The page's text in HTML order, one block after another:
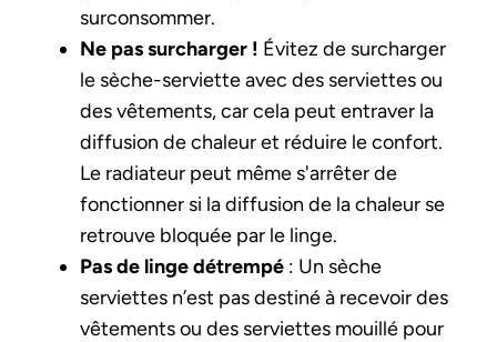
surconsommer.
Ne pas surcharger ! Évitez de surcharger
le sèche-serviette avec des serviettes ou
des vêtements, car cela peut entraver la
diffusion de chaleur et réduire le confort.
Le radiateur peut même s'arrêter de
fonctionner si la diffusion de la chaleur se
retrouve bloquée par le linge.
Pas de linge détrempé : Un sèche
serviettes n’est pas destiné à recevoir des
vêtements ou des serviettes mouillé pour